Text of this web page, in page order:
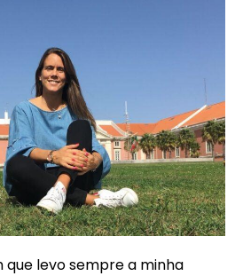
que levo sempre a minha